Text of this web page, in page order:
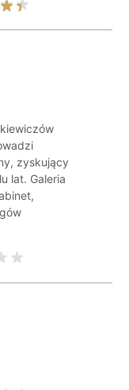
zyskujący
lat. Galeria